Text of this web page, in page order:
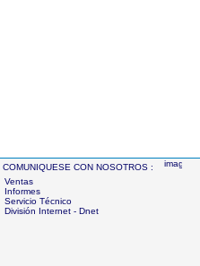
COMUNIQUESE CON NOSOTROS :
Ventas
Informes
Servicio Técnico
División Internet - Dnet